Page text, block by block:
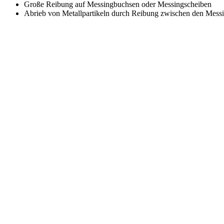
Große Reibung auf Messingbuchsen oder Messingscheiben
Abrieb von Metallpartikeln durch Reibung zwischen den